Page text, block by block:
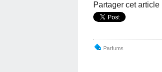
Partager cet article
Parfums